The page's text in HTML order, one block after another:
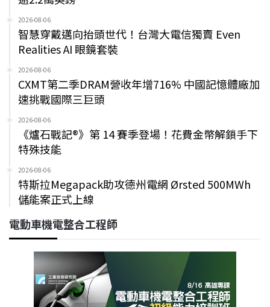
2026-08-06
智慧穿戴邁向抬頭世代！台灣大電信獨賣 Even
Realities AI 眼鏡套裝
2026-08-06
CXMT第二季DRAM營收年增716% 中國記憶體廠加
速挑戰國際三巨頭
2026-08-06
《爐石戰記®》第 14 賽季登場！花費金幣解鎖手下
特殊技能
2026-08-06
特斯拉Megapack助攻德州電網 Ørsted 500MWh
儲能案正式上線
電動車機電整合工程師